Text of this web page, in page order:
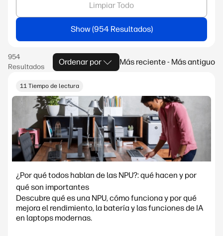
Limpiar Todo
Show
Ordenar por Más reciente - Más antiguo
11 Tiempo de lectura
¿Por qué todos hablan de las NPU?: qué hacen y por
qué son importantes
Descubre qué es una NPU, cómo funciona y por qué
mejora el rendimiento, la batería y las funciones de IA
en laptops modernas.